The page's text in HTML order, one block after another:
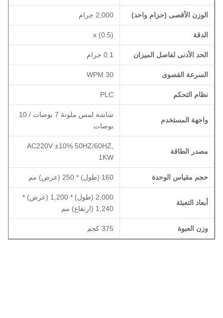
الوزن الأقصى (حزام واحد) 2,000 جرام
الدقة x (0.5)
الحد الأدنى لفاصل الميزان 0.1 جرام
السرعة القصوى 30 WPM
نظام التحكم PLC
واجهة المستخدم
شاشة لمس ملونة 7 بوصات / 10
بوصات
مصدر الطاقة
AC220V ±10% 50HZ/60HZ,
1KW
حجم مقياس الوحدة 160 (طول) * 250 (عرض) مم
أبعاد التعبئة
2,000 (طول) * 1,200 (عرض) *
1,240 (ارتفاع) مم
وزن العبوة 375 كجم